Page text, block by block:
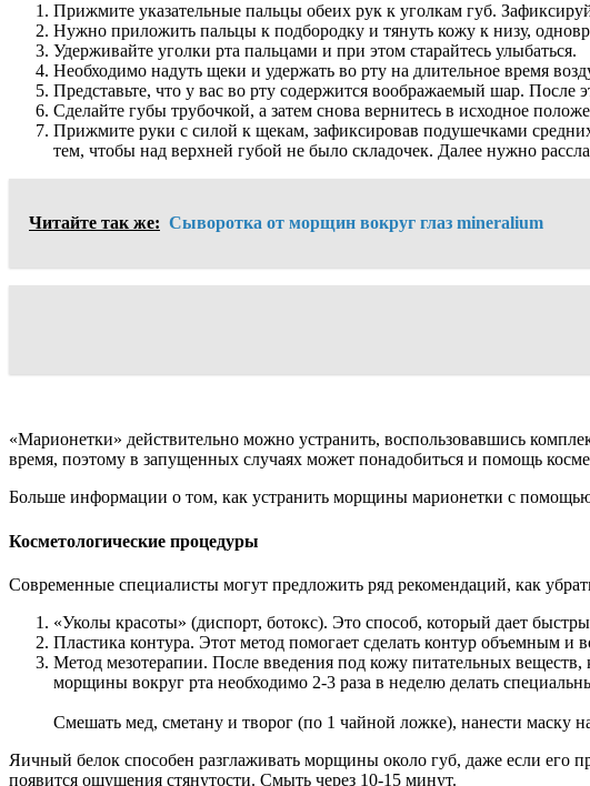
Прижмите указательные пальцы обеих рук к уголкам губ.
Нужно приложить пальцы к подбородку и тянуть кожу к низу,
Удерживайте уголки рта пальцами и при этом старайтесь улыбаться.
Необходимо надуть щеки и удержать во рту на длительное время
Представьте, что у вас во рту содержится воображаемый шар. После
Сделайте губы трубочкой, а затем снова вернитесь в исходное
Прижмите руки с силой к щекам, зафиксировав подушечками
тем, чтобы над верхней губой не было складочек. Далее нужно
Читайте так же: Сыворотка от морщин вокруг глаз mineralium
«Марионетки» действительно можно устранить, воспользовавшись
время, поэтому в запущенных случаях может понадобиться и помощь
Больше информации о том, как устранить морщины марионетки с
Косметологические процедуры
Современные специалисты могут предложить ряд рекомендаций, как
«Уколы красоты» (диспорт, ботокс). Это способ, который дает
Пластика контура. Этот метод помогает сделать контур объемным
Метод мезотерапии. После введения под кожу питательных
морщины вокруг рта необходимо 2-3 раза в неделю делать
Смешать мед, сметану и творог (по 1 чайной ложке), нанести маску
Яичный белок способен разглаживать морщины около губ, даже если его
появится ощущения стянутости. Смыть через 10-15 минут.